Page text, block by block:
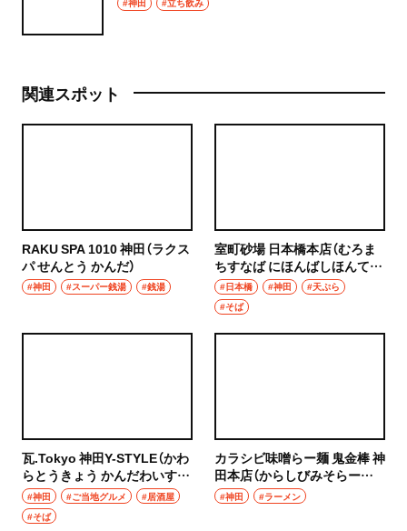
関連スポット
RAKU SPA 1010 神田（ラクス
パ せんとう かんだ）
#神田 #スーパー銭湯 #銭湯
室町砂場 日本橋本店（むろま
ちすなば にほんばしほんて
ん）
#日本橋 #神田
#天ぷら
#そば
瓦.Tokyo 神田Y-STYLE（かわ
らとうきょう かんだわいすた
いる）
#神田 #ご当地グルメ
#居酒屋
#そば
カラシビ味噌らー麺 鬼金棒 神
田本店（からしびみそらーめ
ん きかんぼう かんだほんて
ん）
#神田 #ラーメン